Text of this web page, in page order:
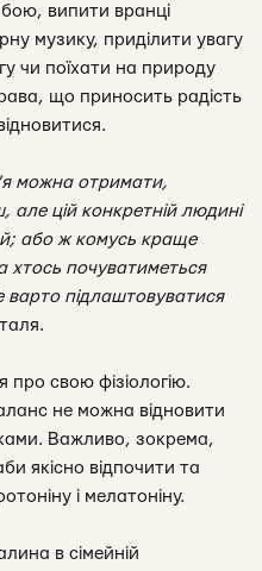
випити вранці
музику, приділити увагу
чи поїхати на природу
що приносить радість
можна отримати,
цій конкретній людині
або ж комусь краще
хтось почуватиметься
варто підлаштовуватися
свою фізіологію.
не можна відновити
Важливо, зокрема,
якісно відпочити та
і мелатоніну.
в сімейній